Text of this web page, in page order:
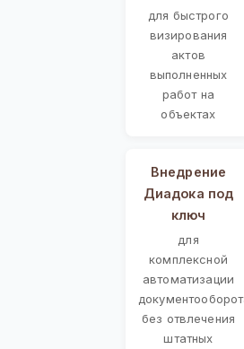
для быстрого
визирования
актов
выполненных
работ на
объектах
Внедрение
Диадока под
ключ
для
комплексной
автоматизации
без отвлечения
штатных